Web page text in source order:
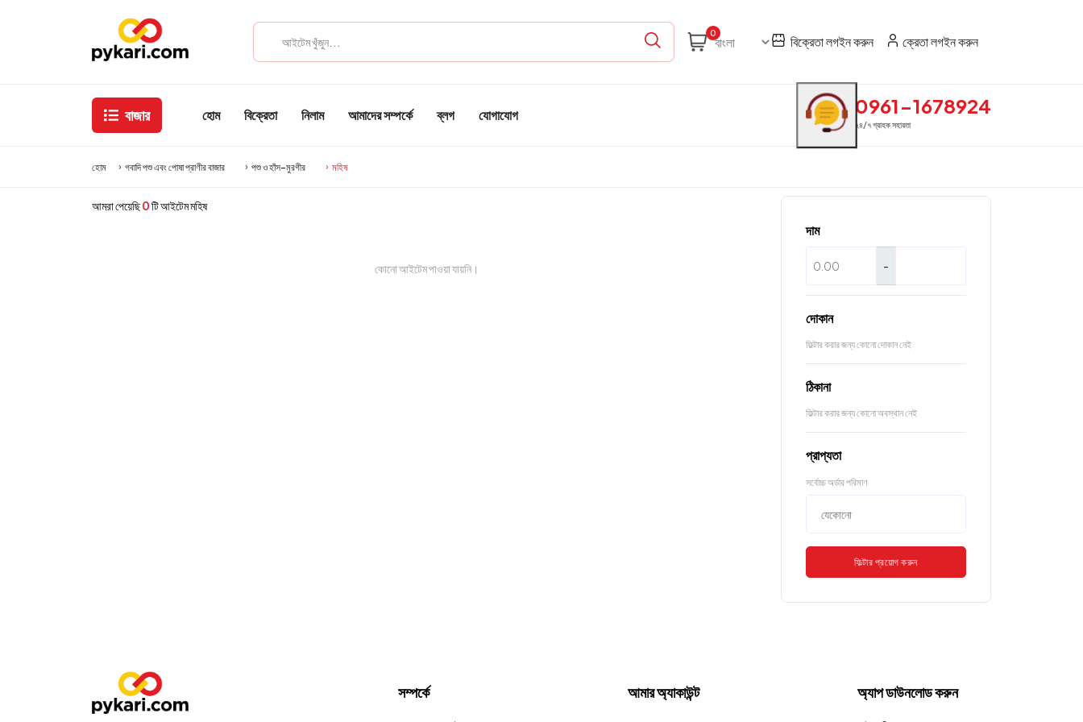
0
বিক্রেতা লগইন করুন ক্রেতা লগইন করুন
বাজার হোম বিক্রেতা নিলাম আমাদের সম্পর্কে ব্লগ যোগাযোগ 0961-1678924
২৪/৭ গ্রাহক সহায়তা
হোম গবাদি পশু এবং পোষা প্রাণীর বাজার পশু ও হাঁস-মুরগীর মহিষ
আমরা পেয়েছি0টি আইটেম মহিষ
কোনো আইটেম পাওয়া যায়নি।
দাম
-
দোকান
ফিল্টার করার জন্য কোনো দোকান নেই
ঠিকানা
ফিল্টার করার জন্য কোনো অবস্থান নেই
প্রাপ্যতা
সর্বোচ্চ অর্ডার পরিমাণ
ফিল্টার প্রয়োগ করুন
সম্পর্কে আমার অ্যাকাউন্ট অ্যাপ ডাউনলোড করুন